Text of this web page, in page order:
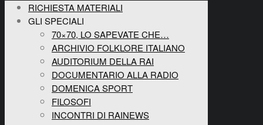
RICHIESTA MATERIALI
GLI SPECIALI
70×70, LO SAPEVATE CHE…
ARCHIVIO FOLKLORE ITALIANO
AUDITORIUM DELLA RAI
DOCUMENTARIO ALLA RADIO
DOMENICA SPORT
FILOSOFI
INCONTRI DI RAINEWS